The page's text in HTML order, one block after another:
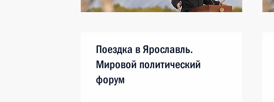
Поездка в Ярославль.
Мировой политический
форум